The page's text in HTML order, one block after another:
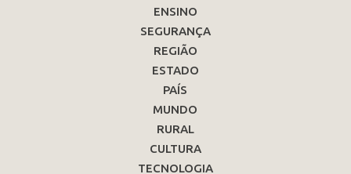
ENSINO
SEGURANÇA
REGIÃO
ESTADO
PAÍS
MUNDO
RURAL
CULTURA
TECNOLOGIA